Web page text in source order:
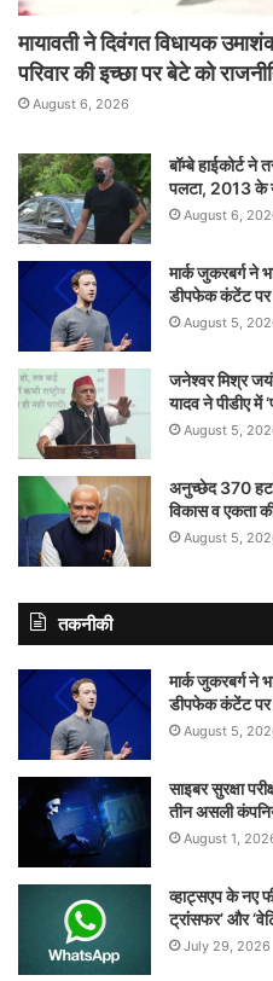
मायावती ने दिवंगत विधायक
परिवार की इच्छा पर बेटे को
August 6, 2026
बॉम्बे हाईकोर्ट
पलटा, 2013 के
August 6,
मार्क जुकरबर्ग ने
डीपफेक कंटेंट पर
August 5,
जनेश्वर मिश्र
यादव ने पीडीए में
August 5,
अनुच्छेद 370 हटने
विकास व एकता
August 5,
तकनीकी
मार्क जुकरबर्ग ने
डीपफेक कंटेंट पर
August 5,
साइबर सुरक्षा
तीन असली
August 1,
व्हाट्सएप के नए
ट्रांसफर’ और
July 29, 2026